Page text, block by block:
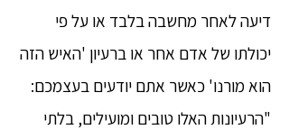
דיעה לאחר מחשבה בלבד או על פי
יכולתו של אדם אחר או ברעיון 'האיש הזה
הוא מורנו' כאשר אתם יודעים בעצמכם:
"הרעיונות האלו טובים ומועילים, בלתי